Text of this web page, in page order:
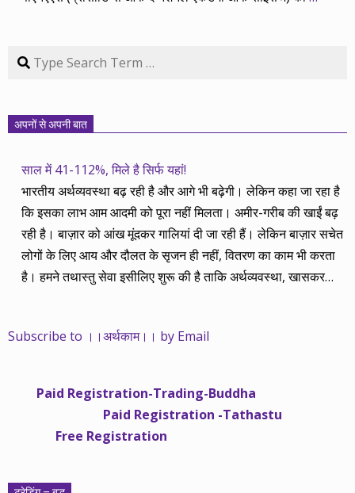
Search
अपनों से अपनी बात
साल में 41-112%, मिले है सिर्फ यहां!
भारतीय अर्थव्यवस्था बढ़ रही है और आगे भी बढ़ेगी। लेकिन कहा जा रहा है
कि इसका लाभ आम आदमी को पूरा नहीं मिलता। अमीर-गरीब की खाईं बढ़
रही है। बाज़ार को आंख मूंदकर गालियां दी जा रही हैं। लेकिन बाज़ार सचेत
लोगों के लिए आय और दौलत के सृजन ही नहीं, वितरण का काम भी करता
है। हमने तथास्तु सेवा इसीलिए शुरू की है ताकि अर्थव्यवस्था, खासकर
महंगाई की दर 10 प्रतिशत से ऊपर रहती है। वे भागकर जाते हैं सोने और
साढ़े चार सालों से अर्थकाम से जुड़े हैं, वे हमारी ईमानदारी और सत्यनिष्ठा से
भलीभांति वाकिफ हैं। शुरू में हम भी कच्चे थे तो बाज़ार के उस्तादों के जाल
में फंस गए। गलतियां कीं। लेकिन जैसे ही समझ में आया, खटाक से उनसे
Subscribe to ।।अर्थकाम।। by Email
Paid Registration-Trading-Buddha
Paid Registration -Tathastu
Free Registration